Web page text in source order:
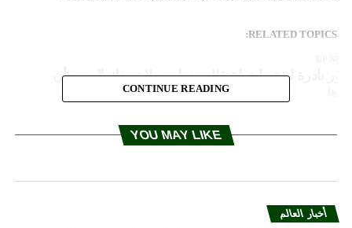
RELATED TOPICS:
نادرة لمخيمات اعتقال مسلمين لا تريدك الصين أن
بأول ظهور علني بعد الولادة.. لقطات لطفل ميغان والأمير
CONTINUE READING
YOU MAY LIKE
أخبار العالم